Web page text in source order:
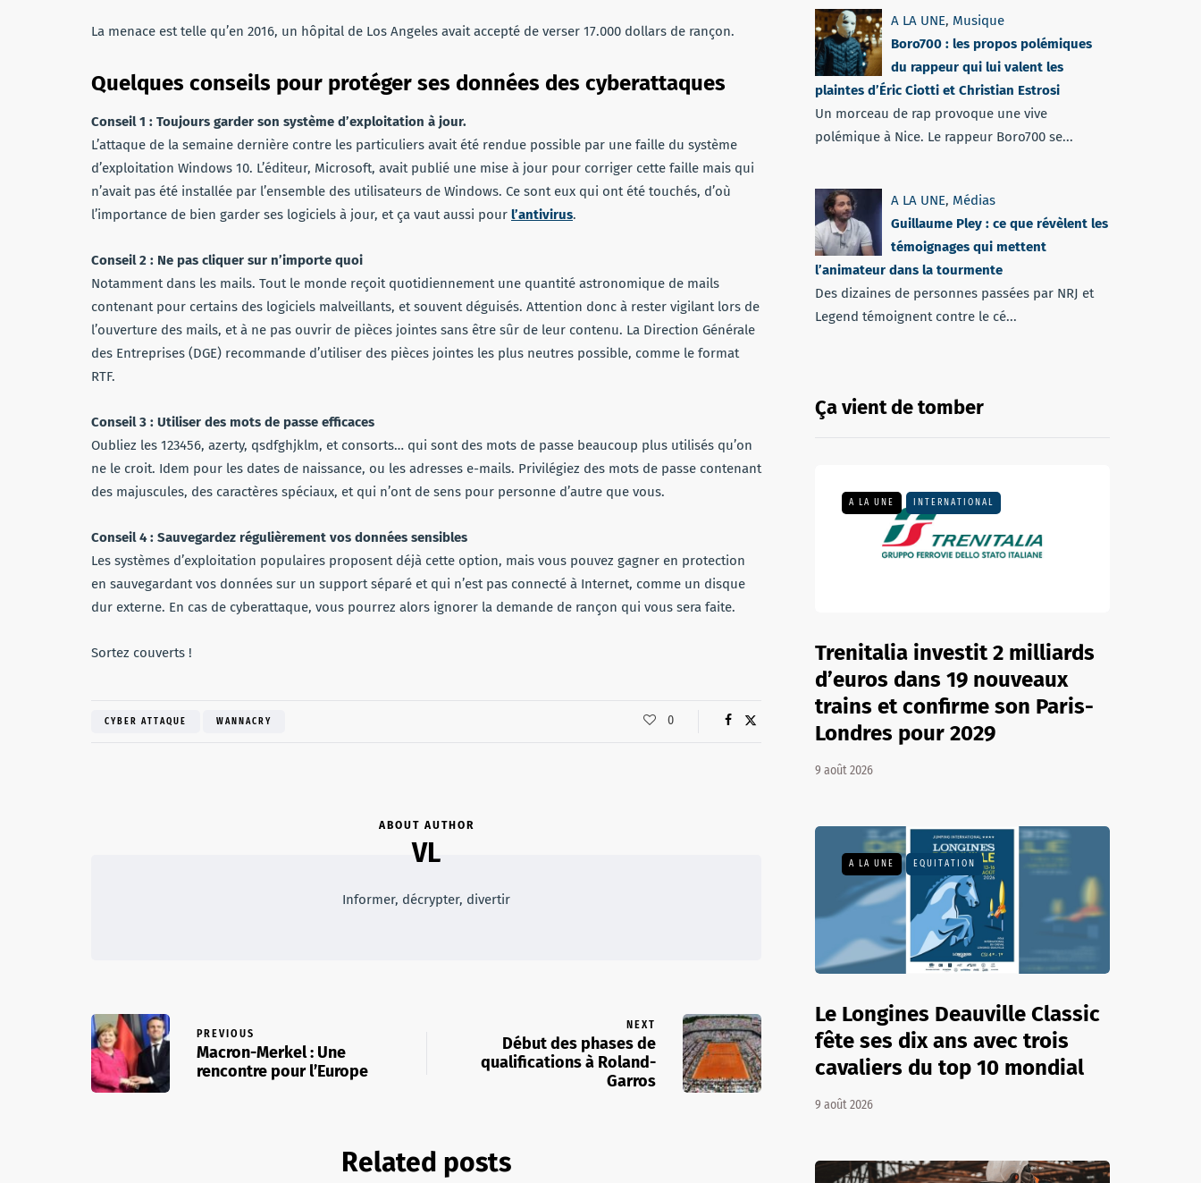
La menace est telle qu’en 2016, un hôpital de Los Angeles avait accepté de verser 17.000 dollars de rançon.
Quelques conseils pour protéger ses données des cyberattaques
Conseil 1 : Toujours garder son système d’exploitation à jour.
L’attaque de la semaine dernière contre les particuliers avait été rendue possible par une faille du système
d’exploitation Windows 10. L’éditeur, Microsoft, avait publié une mise à jour pour corriger cette faille mais qui
n’avait pas été installée par l’ensemble des utilisateurs de Windows. Ce sont eux qui ont été touchés, d’où
l’importance de bien garder ses logiciels à jour, et ça vaut aussi pour l’antivirus.
Conseil 2 : Ne pas cliquer sur n’importe quoi
Notamment dans les mails. Tout le monde reçoit quotidiennement une quantité astronomique de mails
contenant pour certains des logiciels malveillants, et souvent déguisés. Attention donc à rester vigilant lors de
l’ouverture des mails, et à ne pas ouvrir de pièces jointes sans être sûr de leur contenu. La Direction Générale
des Entreprises (DGE) recommande d’utiliser des pièces jointes les plus neutres possible, comme le format
RTF.
Conseil 3 : Utiliser des mots de passe efficaces
Oubliez les 123456, azerty, qsdfghjklm, et consorts… qui sont des mots de passe beaucoup plus utilisés qu’on
ne le croit. Idem pour les dates de naissance, ou les adresses e-mails. Privilégiez des mots de passe contenant
des majuscules, des caractères spéciaux, et qui n’ont de sens pour personne d’autre que vous.
Conseil 4 : Sauvegardez régulièrement vos données sensibles
Les systèmes d’exploitation populaires proposent déjà cette option, mais vous pouvez gagner en protection
en sauvegardant vos données sur un support séparé et qui n’est pas connecté à Internet, comme un disque
dur externe. En cas de cyberattaque, vous pourrez alors ignorer la demande de rançon qui vous sera faite.
Sortez couverts !
CYBER ATTAQUE WANNACRY 0
ABOUT AUTHOR
VL
Informer, décrypter, divertir
PREVIOUS
Macron-Merkel : Une
rencontre pour l’Europe
NEXT
Début des phases de
qualifications à Roland-
Garros
Related posts
A LA UNE, Musique
Boro700 : les propos polémiques
du rappeur qui lui valent les
plaintes d’Éric Ciotti et Christian Estrosi
Un morceau de rap provoque une vive
polémique à Nice. Le rappeur Boro700 se...
A LA UNE, Médias
Guillaume Pley : ce que révèlent les
témoignages qui mettent
l’animateur dans la tourmente
Des dizaines de personnes passées par NRJ et
Legend témoignent contre le cé...
Ça vient de tomber
A LA UNE INTERNATIONAL
Trenitalia investit 2 milliards
d’euros dans 19 nouveaux
trains et confirme son Paris-
Londres pour 2029
9 août 2026
A LA UNE EQUITATION
Le Longines Deauville Classic
fête ses dix ans avec trois
cavaliers du top 10 mondial
9 août 2026